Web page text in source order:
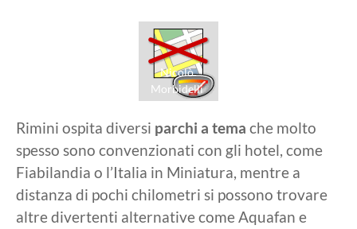
Nicolò
Morbidelli
Rimini ospita diversi parchi a tema che molto
spesso sono convenzionati con gli hotel, come
Fiabilandia o l’Italia in Miniatura, mentre a
distanza di pochi chilometri si possono trovare
altre divertenti alternative come Aquafan e